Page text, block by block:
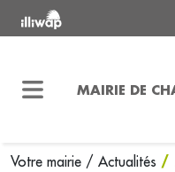
MAIRIE DE
Votre mairie / Actualités /